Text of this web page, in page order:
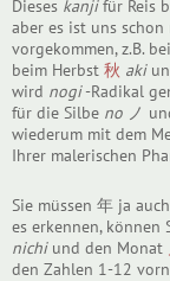
Dieses kanjifür Reis
aber es ist uns
vorgekommen, z.B.
beim Herbst 秋 aki
wird nogi-Radikal
für die Silbe no ノ
wiederum mit dem
Ihrer malerischen
Sie müssen 年 ja
es erkennen, können
nichiund den Monat
den Zahlen 1-12